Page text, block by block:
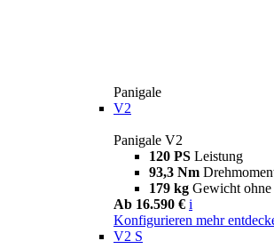
Panigale
V2
Panigale V2
120 PS Leistung
93,3 Nm
179 kg Gewicht
Ab 16.590 € i
Konfigurieren mehr
V2 S